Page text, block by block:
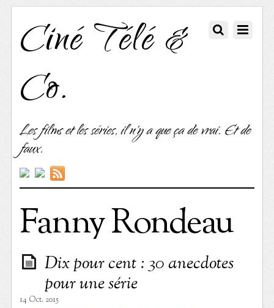
Ciné Télé &
Co.
Les films et les séries, il n'y a que ça de vrai. Et de
faux.
Fanny Rondeau
Dix pour cent : 30 anecdotes
pour une série
14 Oct. 2015